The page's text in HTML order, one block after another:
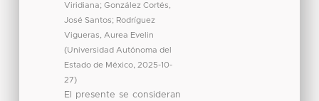
Viridiana; González Cortés,
José Santos; Rodríguez
Vigueras, Aurea Evelin
(Universidad Autónoma del
Estado de México, 2025-10-
27)
El presente se consideran